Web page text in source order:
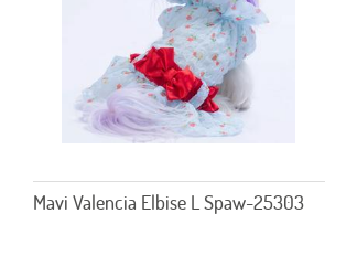
Mavi Valencia Elbise L Spaw-25303